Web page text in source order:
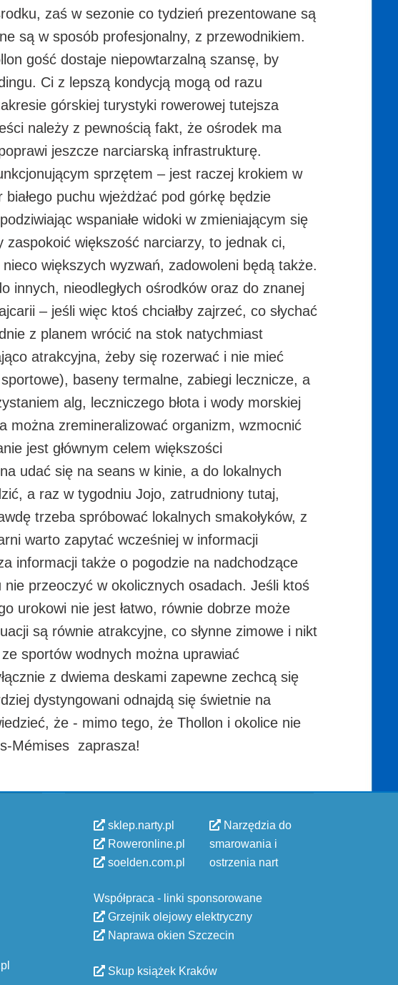
zaś w sezonie co tydzień prezentowane są
są w sposób profesjonalny, z przewodnikiem.
gość dostaje niepowtarzalną szansę, by
Ci z lepszą kondycją mogą od razu
górskiej turystyki rowerowej tutejsza
należy z pewnością fakt, że ośrodek ma
jeszcze narciarską infrastrukturę.
sprzętem – jest raczej krokiem w
puchu wjeżdżać pod górkę będzie
wspaniałe widoki w zmieniającym się
większość narciarzy, to jednak ci,
większych wyzwań, zadowoleni będą także.
innych, nieodległych ośrodków oraz do znanej
– jeśli więc ktoś chciałby zajrzeć, co słychać
z planem wrócić na stok natychmiast
atrakcyjna, żeby się rozerwać i nie mieć
baseny termalne, zabiegi lecznicze, a
alg, leczniczego błota i wody morskiej
można zremineralizować organizm, wzmocnić
jest głównym celem większości
udać się na seans w kinie, a do lokalnych
a raz w tygodniu Jojo, zatrudniony tutaj,
trzeba spróbować lokalnych smakołyków, z
warto zapytać wcześniej w informacji
informacji także o pogodzie na nadchodzące
przeoczyć w okolicznych osadach. Jeśli ktoś
urokowi nie jest łatwo, równie dobrze może
są równie atrakcyjne, co słynne zimowe i nikt
sportów wodnych można uprawiać
z dwiema deskami zapewne zechcą się
dystyngowani odnajdą się świetnie na
że - mimo tego, że Thollon i okolice nie
Mémises zaprasza!
sklep.narty.pl
Roweronline.pl
soelden.com.pl
Narzędzia do
smarowania i
ostrzenia nart
Współpraca - linki sponsorowane
Grzejnik olejowy elektryczny
Naprawa okien Szczecin
Skup książek Kraków